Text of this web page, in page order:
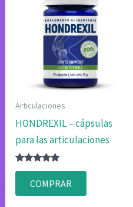
Articulaciones
HONDREXIL – cápsulas
para las articulaciones
Valorado
4.83
de 5
COMPRAR